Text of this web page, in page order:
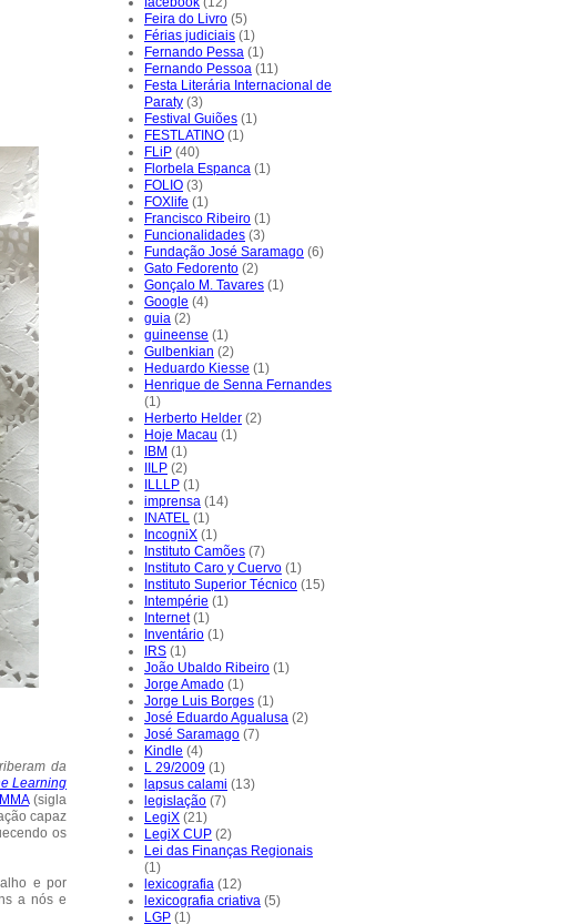
da
Learning
(sigla
capaz
os
e por
a nós e
Feira do Livro (5)
Férias judiciais (1)
Fernando Pessa (1)
Fernando Pessoa (11)
Festa Literária Internacional de
Paraty (3)
Festival Guiões (1)
FESTLATINO (1)
FLiP (40)
Florbela Espanca (1)
FOLIO (3)
FOXlife (1)
Francisco Ribeiro (1)
Funcionalidades (3)
Fundação José Saramago (6)
Gato Fedorento (2)
Gonçalo M. Tavares (1)
Google (4)
guia (2)
guineense (1)
Gulbenkian (2)
Heduardo Kiesse (1)
Henrique de Senna Fernandes
(1)
Herberto Helder (2)
Hoje Macau (1)
IBM (1)
IILP (2)
ILLLP (1)
imprensa (14)
INATEL (1)
IncogniX (1)
Instituto Camões (7)
Instituto Caro y Cuervo (1)
Instituto Superior Técnico (15)
Intempérie (1)
Internet (1)
Inventário (1)
IRS (1)
João Ubaldo Ribeiro (1)
Jorge Amado (1)
Jorge Luis Borges (1)
José Eduardo Agualusa (2)
José Saramago (7)
Kindle (4)
L 29/2009 (1)
lapsus calami (13)
legislação (7)
LegiX (21)
LegiX CUP (2)
Lei das Finanças Regionais
(1)
lexicografia (12)
lexicografia criativa (5)
LGP (1)